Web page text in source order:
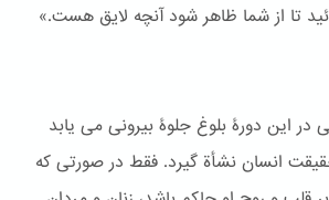
تا از شما ظاهر شود آنچه لايق هست.»
این دورۀ بلوغ جلوۀ بیرونی می یابد
انسان نشأة گیرد. فقط در صورتی که